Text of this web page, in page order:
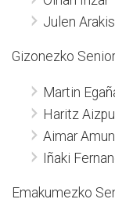
Julen
Gizonezko
Martin
Haritz
Aimar
Iñaki
Emakumezko